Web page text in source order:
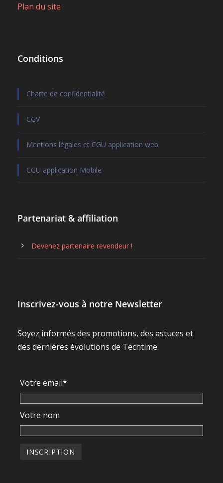
Plan du site
Conditions
Charte de confidentialité
CGV
Mentions légales et CGU application web
CGU application Mobile
Partenariat & affiliation
Devenez partenaire revendeur !
Inscrivez-vous à notre Newsletter
Soyez informés des promotions, des astuces et
des dernières évolutions de Techtime.
Votre email*
Votre nom